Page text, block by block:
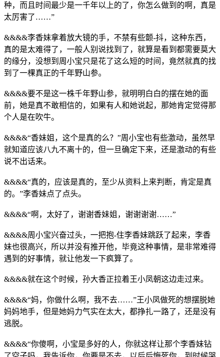
种，而且时间最少是一千年以上的了，你怎么做到的啊，真是
太厉害了……”
&&&&李香妹拿着放大镜的手，不禁有些颤-抖，这种东西，
真的是太难得了，一般人别说找到了，就算是看到都需要莫大
的缘分，没想到周小宝只是花了这么短的时间，竟然就真的找
到了一棵真正的千年野山参。
&&&&要不是这一株千年野山参，就明明白白的摆在她的面
前，她是真不敢相信的，如果有人和她说起，那她肯定觉得那
个人是在吹牛。
&&&&“香妹姐，这个是真的么？”周小宝也有些激动，虽然早
就知道应该八九不离十的，但一旦确定下来，还是激动的有些
说不出话来。
&&&&“真的，应该是真的，至少从资料上来判断，肯定是真
的。”李香妹点了点头。
&&&&“啊，太好了，谢谢香妹姐，谢谢谢谢……”
&&&&周小宝兴奋过头，一把抱-住李香妹跳跃了起来，李香
妹也很高兴，所以并没有推开他，毕竟这种事情，是非常难得
遇到的好事情，就让他发一下疯算了。
&&&&就在这个时候，孙大香正拉着王小凤朝这边走过来。
&&&&“妈，你做什么啊，我不去……”王小凤做死的想摆脱她
妈妈地手，但是她妈力气实在太大，都挣扎一路了，还是没有
逃脱。
&&&&“你傻啊，小宝是多好的人，你就这样让那个李香妹钻